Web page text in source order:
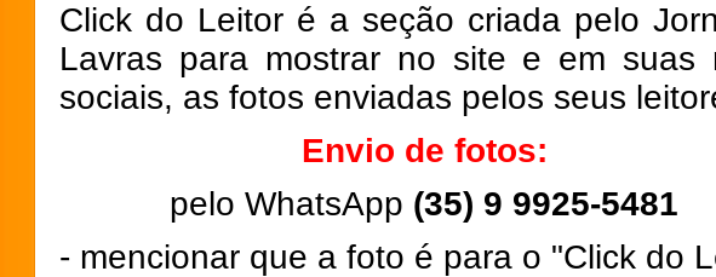
Click do Leitor é a seção criada pelo
Lavras para mostrar no site e em suas
sociais, as fotos enviadas pelos seus
Envio de fotos:
pelo WhatsApp (35) 9 9925-5481
- mencionar que a foto é para o "Click do